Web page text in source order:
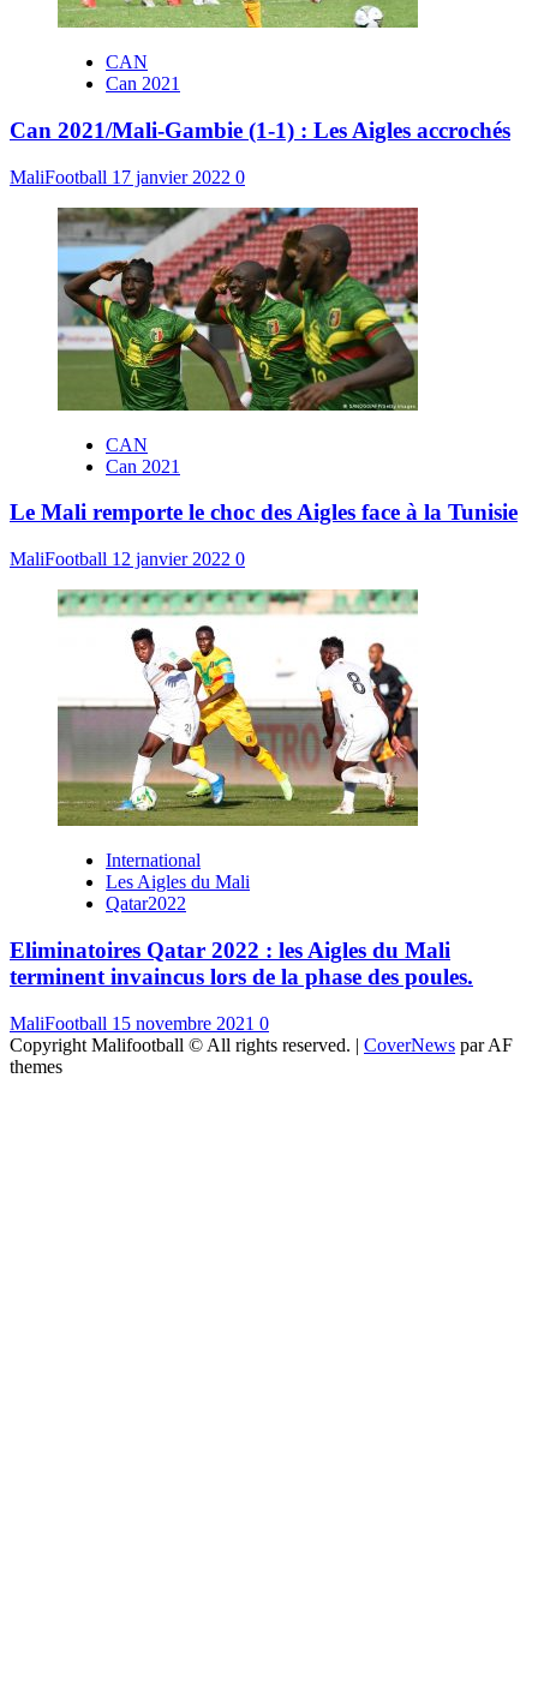
CAN
Can 2021
Can 2021/Mali-Gambie (1-1) : Les Aigles accrochés
MaliFootball 17 janvier 2022 0
CAN
Can 2021
Le Mali remporte le choc des Aigles face à la Tunisie
MaliFootball 12 janvier 2022 0
International
Les Aigles du Mali
Qatar2022
Eliminatoires Qatar 2022 : les Aigles du Mali
terminent invaincus lors de la phase des poules.
MaliFootball 15 novembre 2021 0
Copyright Malifootball © All rights reserved. | CoverNews par AF
themes